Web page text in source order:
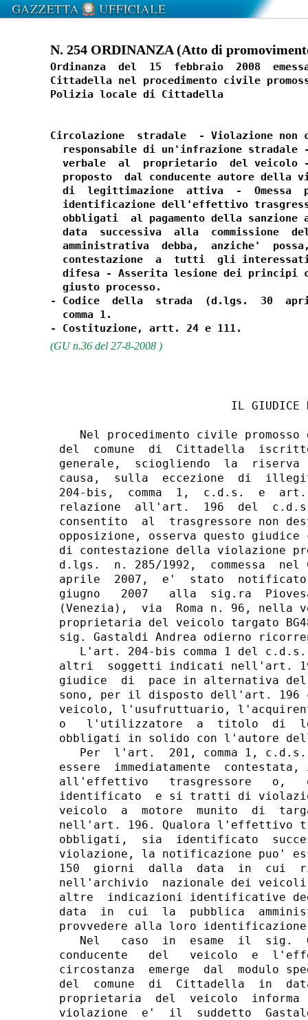
N. 254 ORDINANZA (Atto di
Ordinanza  del  15  febbraio  2008
Cittadella nel procedimento civile
Polizia locale di Cittadella
Circolazione  stradale  - Violazione non
responsabile di un'infrazione stradale
verbale  al  proprietario  del veicolo
proposto  dal conducente autore della
di  legittimazione  attiva  -  Omessa
identificazione dell'effettivo
obbligati  al pagamento della sanzione
data  successiva  alla  commissione
amministrativa  debba,  anziche'
contestazione  a  tutti  gli
difesa - Asserita lesione dei principi
  giusto processo.
- Codice  della  strada  (d.lgs.  30
  comma 1.
(GU n.36 del 27-8-2008 )
IL GIUDICE
Nel procedimento civile promosso
del  comune  di  Cittadella
generale,  sciogliendo  la
causa,  sulla  eccezione  di
204-bis,  comma  1,  c.d.s.  e
relazione  all'art.  196  del
consentito  al  trasgressore non
opposizione, osserva questo
di contestazione della violazione
d.lgs.  n. 285/1992,  commessa
aprile  2007,  e'  stato  notificato
giugno   2007   alla  sig.ra
(Venezia),  via  Roma n. 96,
proprietaria del veicolo targato
sig. Gastaldi Andrea odierno
L'art. 204-bis comma 1 del
altri  soggetti indicati nell'art.
giudice  di  pace in alternativa
sono, per il disposto dell'art.
veicolo, l'usufruttuario,
o   l'utilizzatore  a  titolo  di
obbligati in solido con l'autore
Per  l'art.  201, comma 1,
essere  immediatamente
all'effettivo   trasgressore   o,
identificato  e si tratti di violazione
veicolo  a  motore  munito  di
nell'art. 196. Qualora l'effettivo
obbligati,  sia  identificato
violazione, la notificazione puo'
150  giorni  dalla  data  in  cui
nell'archivio  nazionale dei
altre  indicazioni identificative
data  in  cui  la  pubblica
provvedere alla loro
Nel   caso  in  esame  il  sig.
conducente   del   veicolo  e
circostanza  emerge  dal  modulo
del  comune  di  Cittadella  in
proprietaria  del  veicolo  informa
violazione  e'  il  suddetto